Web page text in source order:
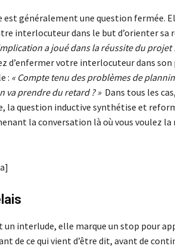
est généralement une question fermée.
interlocuteur dans le but d’orienter sa
a joué dans la réussite du projet
d’enfermer votre interlocuteur dans
: « Compte tenu des problèmes de
va prendre du retard ? » Dans tous les
la question inductive synthétise et
la conversation là où vous voulez la
un interlude, elle marque un stop pour
de ce qui vient d’être dit, avant de